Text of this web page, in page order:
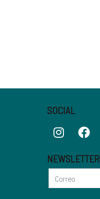
SOCIAL
NEWSLETTER